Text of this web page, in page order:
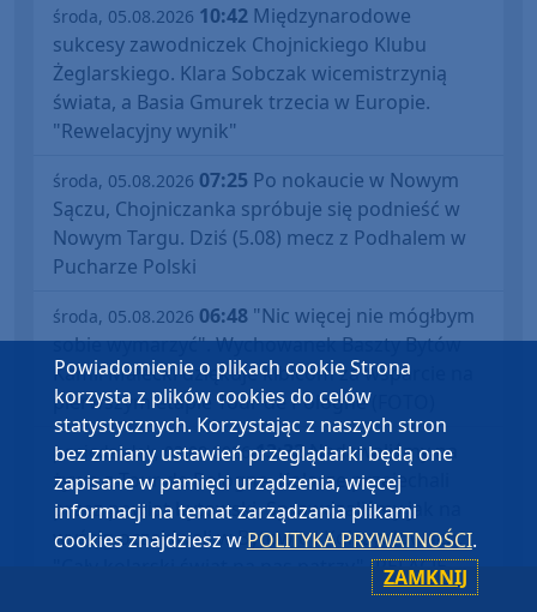
środa, 05.08.2026 10:42 Międzynarodowe
sukcesy zawodniczek Chojnickiego Klubu
Żeglarskiego. Klara Sobczak wicemistrzynią
świata, a Basia Gmurek trzecia w Europie.
"Rewelacyjny wynik"
środa, 05.08.2026 07:25 Po nokaucie w Nowym
Sączu, Chojniczanka spróbuje się podnieść w
Nowym Targu. Dziś (5.08) mecz z Podhalem w
Pucharze Polski
środa, 05.08.2026 06:48 "Nic więcej nie mógłbym
sobie wymarzyć". Wychowanek Baszty Bytów
Kamil Małecki dziękuje kibicom za wsparcie na
pierwszym etapie Tour de Pologne (FOTO)
poniedziałek, 03.08.2026 13:32Nadawaliśmy na
żywo z Tour de Pologne. Kolarze przejechali
przez powiat bytowski. Sprawdzaliśmy jak na
wyścig oczekiwali w Bytowie i Kołczygłowach.
"Cały kolarski świat na nas patrzy" (RELACJE,
Powiadomienie o plikach cookie Strona
korzysta z plików cookies do celów
statystycznych. Korzystając z naszych stron
bez zmiany ustawień przeglądarki będą one
zapisane w pamięci urządzenia, więcej
informacji na temat zarządzania plikami
cookies znajdziesz w POLITYKA PRYWATNOŚCI.
ZAMKNIJ